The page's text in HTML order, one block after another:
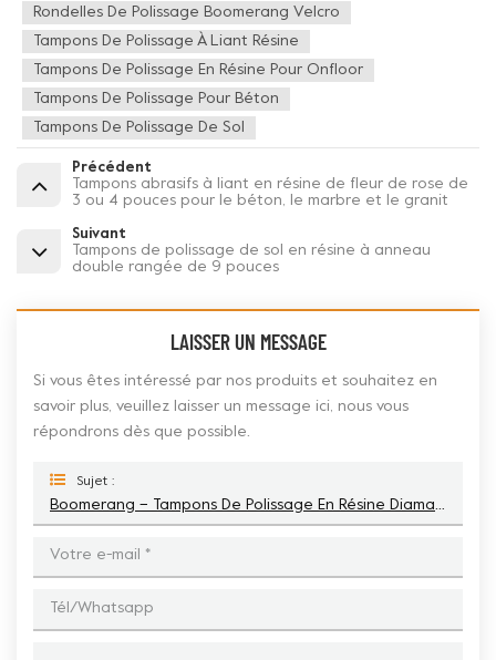
Rondelles De Polissage Boomerang Velcro
Tampons De Polissage À Liant Résine
Tampons De Polissage En Résine Pour Onfloor
Tampons De Polissage Pour Béton
Tampons De Polissage De Sol
Précédent
Tampons abrasifs à liant en résine de fleur de rose de
3 ou 4 pouces pour le béton, le marbre et le granit
Suivant
Tampons de polissage de sol en résine à anneau
double rangée de 9 pouces
LAISSER UN MESSAGE
Si vous êtes intéressé par nos produits et souhaitez en
savoir plus, veuillez laisser un message ici, nous vous
répondrons dès que possible.
Sujet :